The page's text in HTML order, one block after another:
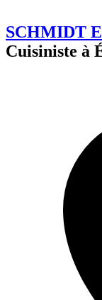
SCHMIDT
Cuisiniste à